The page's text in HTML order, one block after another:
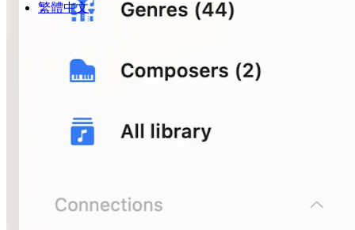
繁體中文